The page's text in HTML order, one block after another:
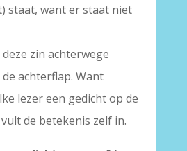
staat, want er staat niet
zin achterwege
achterflap. Want
lezer een gedicht op de
de betekenis zelf in.